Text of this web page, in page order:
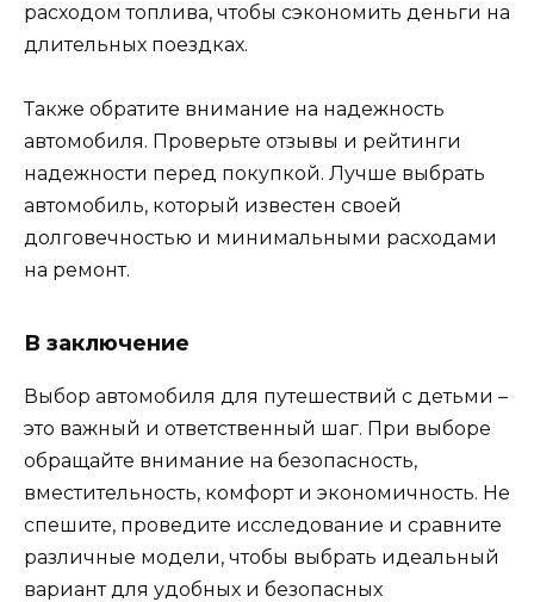
расходом топлива, чтобы сэкономить деньги на
длительных поездках.
Также обратите внимание на надежность
автомобиля. Проверьте отзывы и рейтинги
надежности перед покупкой. Лучше выбрать
автомобиль, который известен своей
долговечностью и минимальными расходами
на ремонт.
В заключение
Выбор автомобиля для путешествий с детьми –
это важный и ответственный шаг. При выборе
обращайте внимание на безопасность,
вместительность, комфорт и экономичность. Не
спешите, проведите исследование и сравните
различные модели, чтобы выбрать идеальный
вариант для удобных и безопасных